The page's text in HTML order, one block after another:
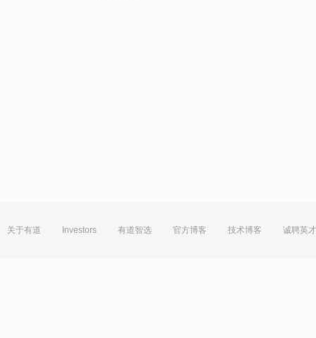
关于有道 Investors 有道智选 官方博客 技术博客 诚聘英才